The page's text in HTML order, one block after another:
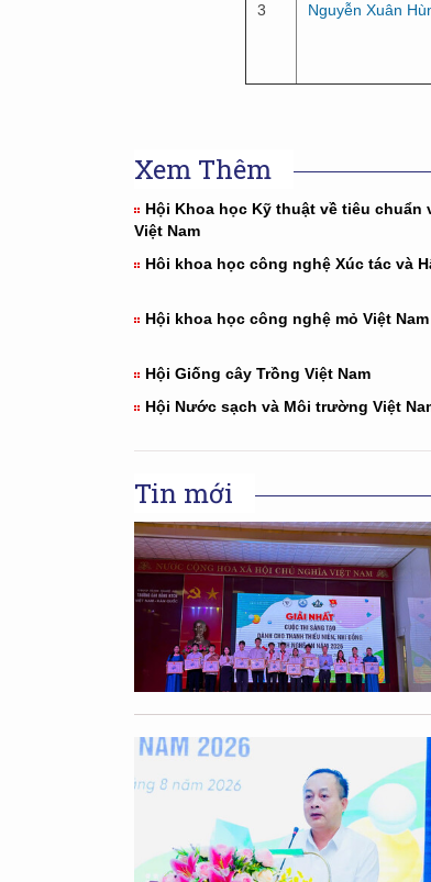
3 Nguyễn Xuân
Xem Thêm
Hội Khoa học Kỹ thuật về tiêu chuẩn
Việt Nam
Hôi khoa học công nghệ Xúc tác và
Hội khoa học công nghệ mỏ Việt Nam
Hội Giống cây Trồng Việt Nam
Hội Nước sạch và Môi trường Việt
Tin mới